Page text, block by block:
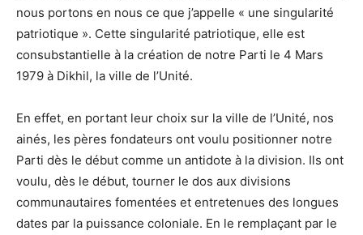
nous portons en nous ce que j’appelle « une singularité
patriotique ». Cette singularité patriotique, elle est
consubstantielle à la création de notre Parti le 4 Mars
1979 à Dikhil, la ville de l’Unité.
En effet, en portant leur choix sur la ville de l’Unité, nos
ainés, les pères fondateurs ont voulu positionner notre
Parti dès le début comme un antidote à la division. Ils ont
voulu, dès le début, tourner le dos aux divisions
communautaires fomentées et entretenues des longues
dates par la puissance coloniale. En le remplaçant par le